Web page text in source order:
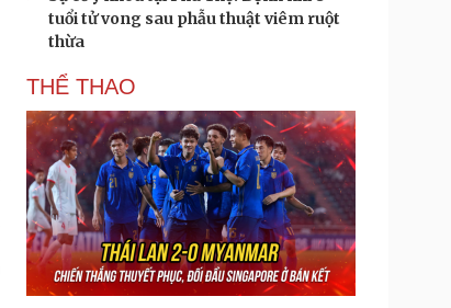
tuổi tử vong sau phẫu thuật viêm ruột
thừa
THỂ THAO